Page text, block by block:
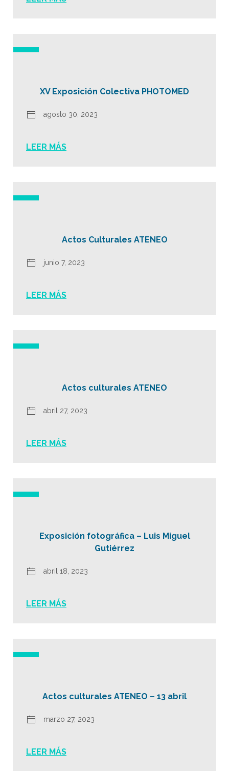
XV Exposición Colectiva PHOTOMED
agosto 30, 2023
LEER MÁS
Actos Culturales ATENEO
junio 7, 2023
LEER MÁS
Actos culturales ATENEO
abril 27, 2023
LEER MÁS
Exposición fotográfica – Luis Miguel
Gutiérrez
abril 18, 2023
LEER MÁS
Actos culturales ATENEO – 13 abril
marzo 27, 2023
LEER MÁS